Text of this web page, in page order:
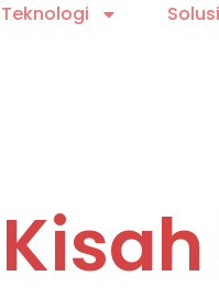
Teknologi Solusi